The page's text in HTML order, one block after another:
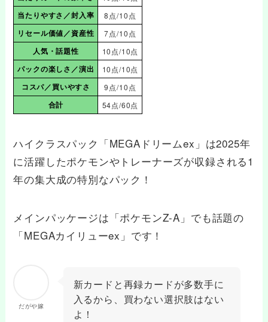
当たりやすさ／封入率
8点/10点
リセール価値／資産性
7点/10点
人気・話題性
10点/10点
パックの楽しさ／演出
10点/10点
コスパ／買いやすさ
9点/10点
合計
54点/60点
ハイクラスパック「MEGAドリームex」は2025年
に活躍したポケモンやトレーナーズが収録される1
年の集大成の特別なパック！
メインパッケージは「ポケモンZ-A」でも話題の
「MEGAカイリューex」です！
だがや嫁
新カードと再録カードが多数手に
入るから、買わない選択肢はない
よ！